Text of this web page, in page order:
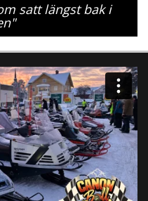
satt längst bak i